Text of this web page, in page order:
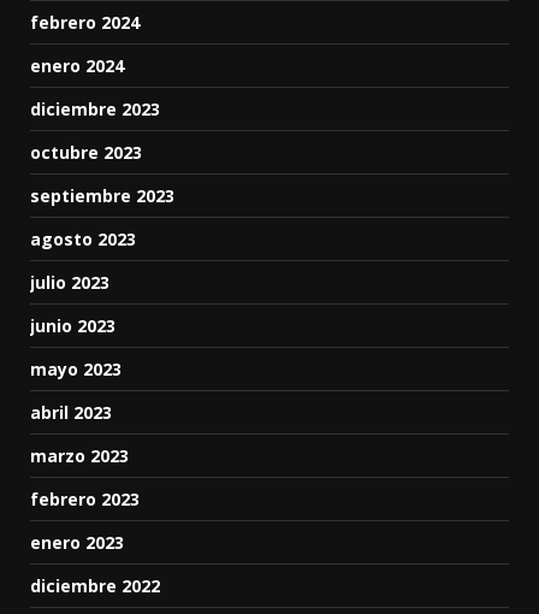
febrero 2024
enero 2024
diciembre 2023
octubre 2023
septiembre 2023
agosto 2023
julio 2023
junio 2023
mayo 2023
abril 2023
marzo 2023
febrero 2023
enero 2023
diciembre 2022